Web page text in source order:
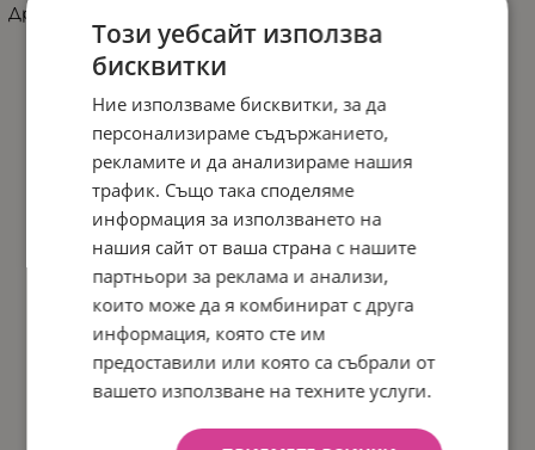
Дрънкалка розова
Този уебсайт използва
бисквитки
Ние използваме бисквитки, за да
персонализираме съдържанието,
рекламите и да анализираме нашия
трафик. Също така споделяме
информация за използването на
нашия сайт от ваша страна с нашите
партньори за реклама и анализи,
които може да я комбинират с друга
информация, която сте им
предоставили или която са събрали от
вашето използване на техните услуги.